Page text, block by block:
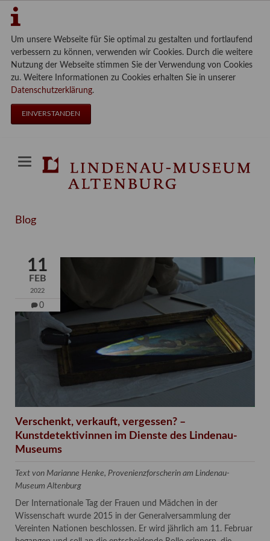
Um unsere Webseite für Sie optimal zu gestalten und fortlaufend
verbessern zu können, verwenden wir Cookies. Durch die weitere
Nutzung der Webseite stimmen Sie der Verwendung von Cookies
zu. Weitere Informationen zu Cookies erhalten Sie in unserer
Datenschutzerklärung.
EINVERSTANDEN
Blog
11
FEB
2022
0
Verschenkt, verkauft, vergessen? –
Kunstdetektivinnen im Dienste des Lindenau-
Museums
Text von Marianne Henke, Provenienzforscherin am Lindenau-
Museum Altenburg
Der Internationale Tag der Frauen und Mädchen in der
Wissenschaft wurde 2015 in der Generalversammlung der
Vereinten Nationen beschlossen. Er wird jährlich am 11. Februar